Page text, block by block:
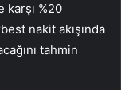
karşı %20
nakit akışında
tahmin